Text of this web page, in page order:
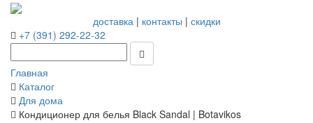
доставка| контакты | скидки
+7 (391) 292-22-32
Главная
Каталог
Для дома
Кондиционер для белья Black Sandal | Botavikos